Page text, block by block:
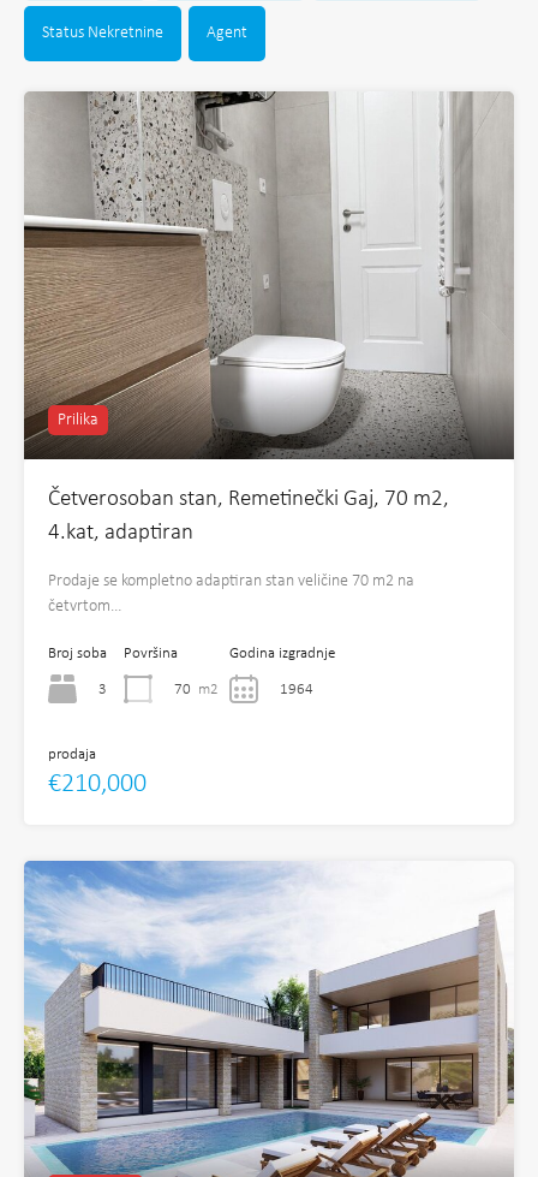
Status Nekretnine Agent
Prilika
Četverosoban stan, Remetinečki Gaj, 70 m2,
4.kat, adaptiran
Prodaje se kompletno adaptiran stan veličine 70 m2 na
četvrtom…
Broj soba
3
Površina
70 m2
Godina izgradnje
1964
prodaja
€210,000